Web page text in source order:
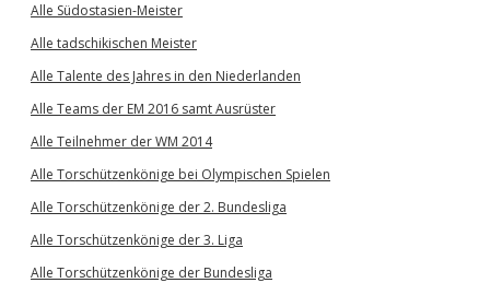
Alle Südostasien-Meister
Alle tadschikischen Meister
Alle Talente des Jahres in den Niederlanden
Alle Teams der EM 2016 samt Ausrüster
Alle Teilnehmer der WM 2014
Alle Torschützenkönige bei Olympischen Spielen
Alle Torschützenkönige der 2. Bundesliga
Alle Torschützenkönige der 3. Liga
Alle Torschützenkönige der Bundesliga